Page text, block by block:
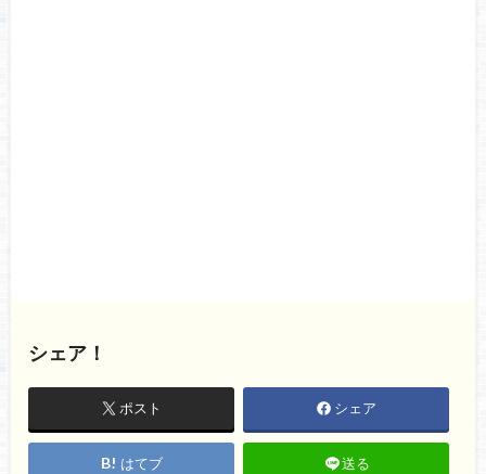
シェア！
ポスト シェア
はてブ 送る